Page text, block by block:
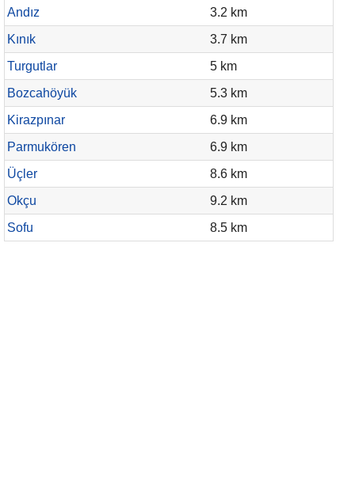
Andız
3.2 km
Kınık
3.7 km
Turgutlar
5 km
Bozcahöyük
5.3 km
Kirazpınar
6.9 km
Parmukören
6.9 km
Üçler
8.6 km
Okçu
9.2 km
Sofu
8.5 km